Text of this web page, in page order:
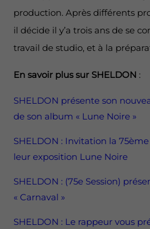
production. Après différents
il décide il y’a trois ans de se
travail de studio, et à la
En savoir plus sur SHELDON :
SHELDON présente son
de son album « Lune Noire »
SHELDON : Invitation la
leur exposition Lune Noire
SHELDON : (75e Session)
« Carnaval »
SHELDON : Le rappeur vous